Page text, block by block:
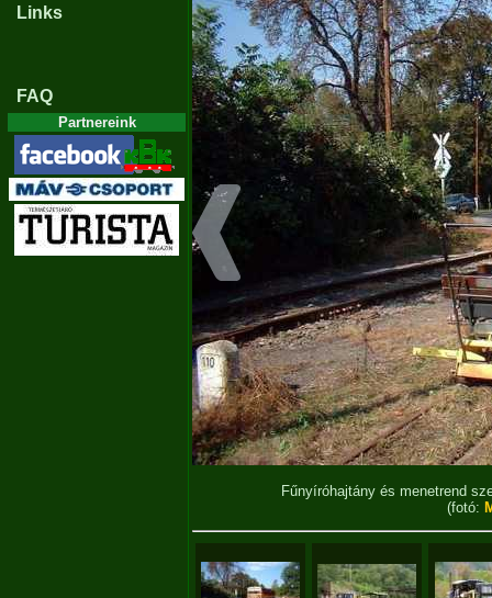
Links
FAQ
Partnereink
Fűnyíróhajtány és menetrend
(fotó: